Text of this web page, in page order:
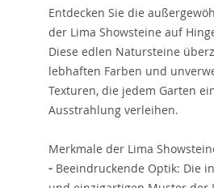
Entdecken Sie die
der Lima Showsteine auf
Diese edlen Natursteine
lebhaften Farben und
Texturen, die jedem Garten
Ausstrahlung verleihen.
Merkmale der Lima
- Beeindruckende Optik: Die